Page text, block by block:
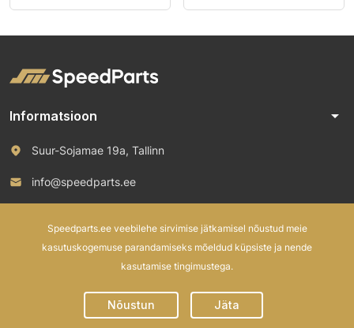
Informatsioon arrow_drop_down
Suur-Sojamae 19a, Tallinn
info@speedparts.ee
Speedparts.ee veebilehe sirvimise jätkamisel nõustud meie
kasutuskogemuse parandamiseks mõeldud küpsiste ja nende
kasutamise tingimustega.
Nõustun Jäta